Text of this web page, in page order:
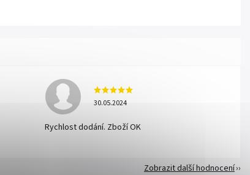
30.05.2024
Rychlost dodání. Zboží OK
Zobrazit další hodnocení